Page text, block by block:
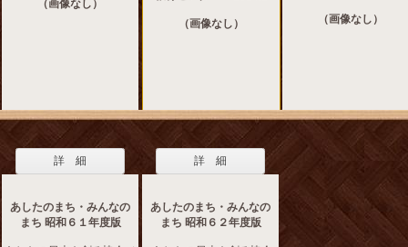
（画像なし）
（画像なし） （画像なし）
詳 細
あしたのまち・みんなの
まち 昭和６１年度版
詳 細
あしたのまち・みんなの
まち 昭和６２年度版